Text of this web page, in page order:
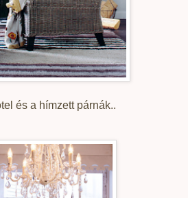
és a hímzett párnák..